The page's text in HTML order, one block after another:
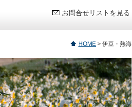
お問合せリストを見る
HOME > 伊豆・熱海